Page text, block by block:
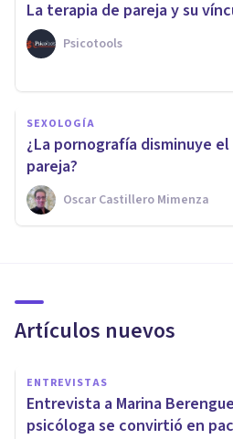
La terapia de pareja y su
Psicotools
SEXOLOGÍA
¿La pornografía disminuye
pareja?
Oscar Castillero Mimenza
Artículos nuevos
ENTREVISTAS
Entrevista a Marina
psicóloga se convirtió en